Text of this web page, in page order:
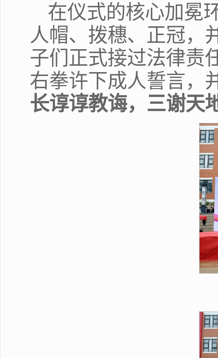
在仪式的核心加冕
人帽、拨穗、正冠，
子们正式接过法律责
右拳许下成人誓言
长谆谆教诲，三谢天